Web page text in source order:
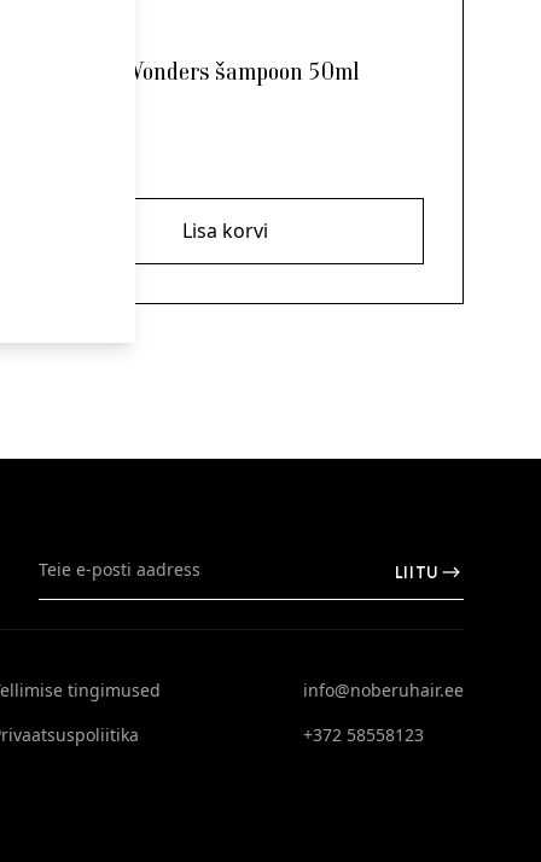
Nõberu 9 Wonders šampoon 50ml
Lisa korvi
LIITU
tingimused
info@noberuhair.ee
+372 58558123